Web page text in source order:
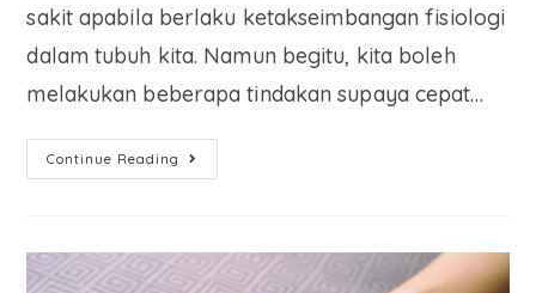
sakit apabila berlaku ketakseimbangan fisiologi
dalam tubuh kita. Namun begitu, kita boleh
melakukan beberapa tindakan supaya cepat…
Continue Reading